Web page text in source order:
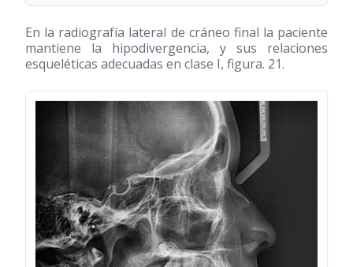
En la radiografía lateral de cráneo final la paciente
mantiene la hipodivergencia, y sus relaciones
esqueléticas adecuadas en clase I, figura. 21.